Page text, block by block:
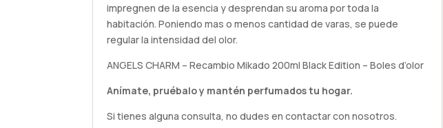
impregnen de la esencia y desprendan su aroma por toda la
habitación. Poniendo mas o menos cantidad de varas, se puede
regular la intensidad del olor.
ANGELS CHARM – Recambio Mikado 200ml Black Edition – Boles d’olor
Anímate, pruébaloy mantén perfumados tu hogar.
Si tienes algunaconsulta, no dudes en contactar con nosotros.